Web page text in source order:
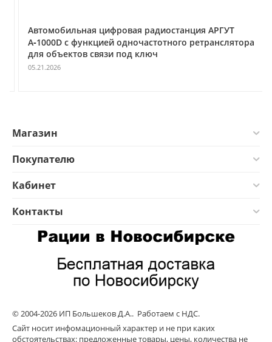
Автомобильная цифровая радиостанция АРГУТ
А‑1000D с функцией одночастотного ретранслятора
для объектов связи под ключ
05.21.2026
Магазин
Покупателю
Кабинет
Контакты
© 2004-2026 ИП Большеков Д.А.. Работаем с НДС.
Сайт носит инфомационный характер и не при каких
обстоятельствах: предложенные товары, цены, количества не